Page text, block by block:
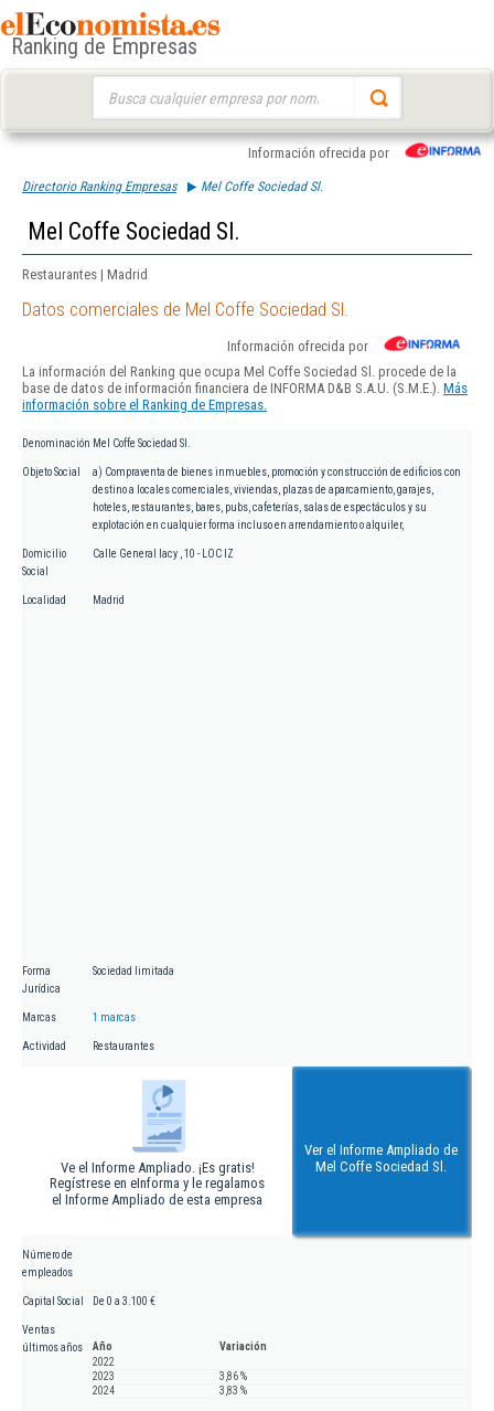
Ranking de Empresas
Información ofrecida por
Directorio Ranking Empresas Mel Coffe Sociedad Sl.
Mel Coffe Sociedad Sl.
Restaurantes | Madrid
Datos comerciales de Mel Coffe Sociedad Sl.
Información ofrecida por
La información del Ranking que ocupa Mel Coffe Sociedad Sl. procede de la
base de datos de información financiera de INFORMA D&B S.A.U. (S.M.E.). Más
información sobre el Ranking de Empresas.
Denominación Mel Coffe Sociedad Sl.
Objeto Social
a) Compraventa de bienes inmuebles, promoción y construcción de edificios con
destino a locales comerciales, viviendas, plazas de aparcamiento, garajes,
hoteles, restaurantes, bares, pubs, cafeterías, salas de espectáculos y su
explotación en cualquier forma incluso en arrendamiento o alquiler,
Domicilio
Social
Calle General lacy , 10 - LOC IZ
Localidad Madrid
Forma
Jurídica
Sociedad limitada
Marcas 1 marcas
Actividad Restaurantes
Ve el Informe Ampliado. ¡Es gratis!
Regístrese en eInforma y le regalamos
el Informe Ampliado de esta empresa
Ver el Informe Ampliado de
Mel Coffe Sociedad Sl.
Número de
empleados
Capital Social De 0 a 3.100 €
Ventas
últimos años
Año
Variación
2022
2023
3,86 %
2024
3,83 %